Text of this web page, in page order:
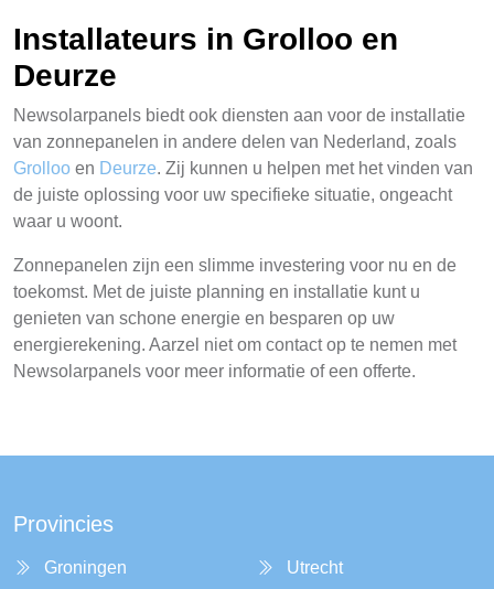
Installateurs in Grolloo en
Deurze
Newsolarpanels biedt ook diensten aan voor de installatie
van zonnepanelen in andere delen van Nederland, zoals
Grolloo en Deurze. Zij kunnen u helpen met het vinden van
de juiste oplossing voor uw specifieke situatie, ongeacht
waar u woont.
Zonnepanelen zijn een slimme investering voor nu en de
toekomst. Met de juiste planning en installatie kunt u
genieten van schone energie en besparen op uw
energierekening. Aarzel niet om contact op te nemen met
Newsolarpanels voor meer informatie of een offerte.
Provincies
Groningen
Utrecht